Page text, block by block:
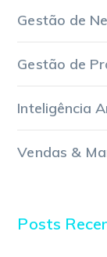
Gestão de
Gestão de
Inteligência
Vendas &
Posts